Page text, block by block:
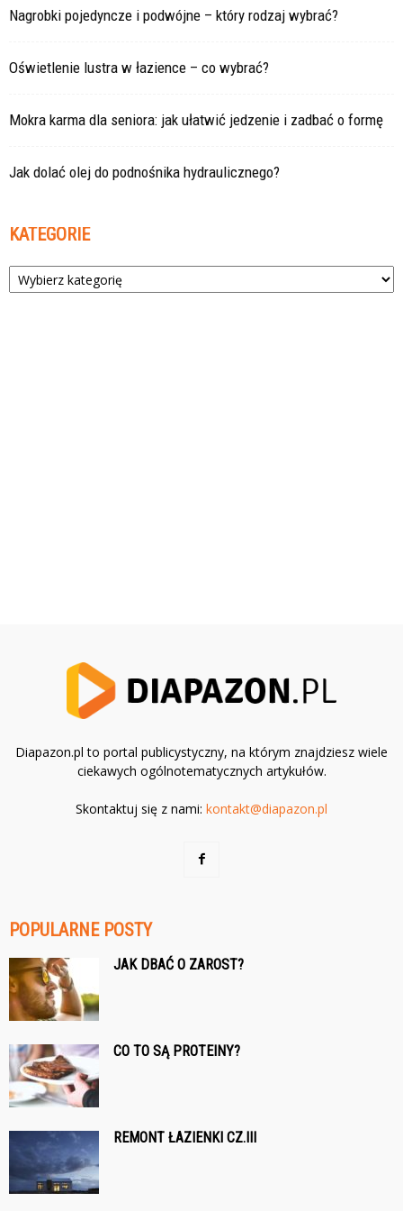
Nagrobki pojedyncze i podwójne – który rodzaj wybrać?
Oświetlenie lustra w łazience – co wybrać?
Mokra karma dla seniora: jak ułatwić jedzenie i zadbać o formę
Jak dolać olej do podnośnika hydraulicznego?
KATEGORIE
Kategorie
Diapazon.pl to portal publicystyczny, na którym znajdziesz wiele
ciekawych ogólnotematycznych artykułów.
Skontaktuj się z nami: kontakt@diapazon.pl
POPULARNE POSTY
JAK DBAĆ O ZAROST?
CO TO SĄ PROTEINY?
REMONT ŁAZIENKI CZ.III